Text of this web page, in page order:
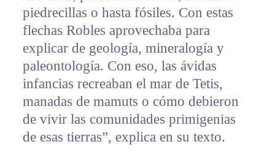
piedrecillas o hasta fósiles. Con estas
flechas Robles aprovechaba para
explicar de geología, mineralogía y
paleontología. Con eso, las ávidas
infancias recreaban el mar de Tetis,
manadas de mamuts o cómo debieron
de vivir las comunidades primigenias
de esas tierras”, explica en su texto.